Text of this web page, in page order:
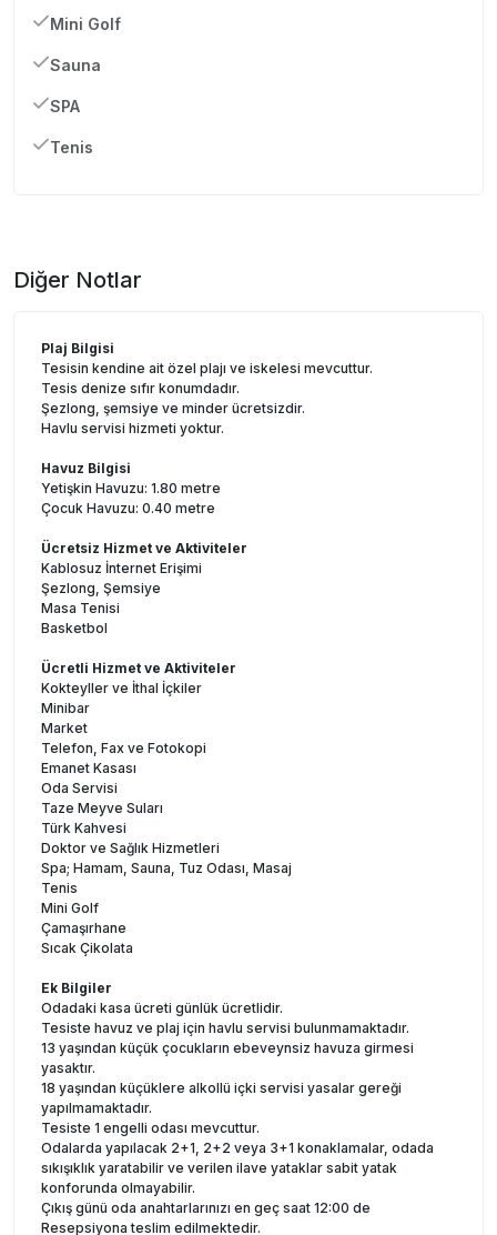
Mini Golf
Sauna
SPA
Tenis
Diğer Notlar
Plaj Bilgisi
Tesisin kendine ait özel plajı ve iskelesi mevcuttur.
Tesis denize sıfır konumdadır.
Şezlong, şemsiye ve minder ücretsizdir.
Havlu servisi hizmeti yoktur.
Havuz Bilgisi
Yetişkin Havuzu: 1.80 metre
Çocuk Havuzu: 0.40 metre
Ücretsiz Hizmet ve Aktiviteler
Kablosuz İnternet Erişimi
Şezlong, Şemsiye
Masa Tenisi
Basketbol
Ücretli Hizmet ve Aktiviteler
Kokteyller ve İthal İçkiler
Minibar
Market
Telefon, Fax ve Fotokopi
Emanet Kasası
Oda Servisi
Taze Meyve Suları
Türk Kahvesi
Doktor ve Sağlık Hizmetleri
Spa; Hamam, Sauna, Tuz Odası, Masaj
Tenis
Mini Golf
Çamaşırhane
Sıcak Çikolata
Ek Bilgiler
Odadaki kasa ücreti günlük ücretlidir.
Tesiste havuz ve plaj için havlu servisi bulunmamaktadır.
13 yaşından küçük çocukların ebeveynsiz havuza girmesi
yasaktır.
18 yaşından küçüklere alkollü içki servisi yasalar gereği
yapılmamaktadır.
Tesiste 1 engelli odası mevcuttur.
Odalarda yapılacak 2+1, 2+2 veya 3+1 konaklamalar, odada
sıkışıklık yaratabilir ve verilen ilave yataklar sabit yatak
konforunda olmayabilir.
Çıkış günü oda anahtarlarınızı en geç saat 12:00 de
Resepsiyona teslim edilmektedir.